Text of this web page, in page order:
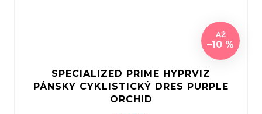
AŽ
–10 %
SPECIALIZED PRIME HYPRVIZ
PÁNSKY CYKLISTICKÝ DRES PURPLE
ORCHID